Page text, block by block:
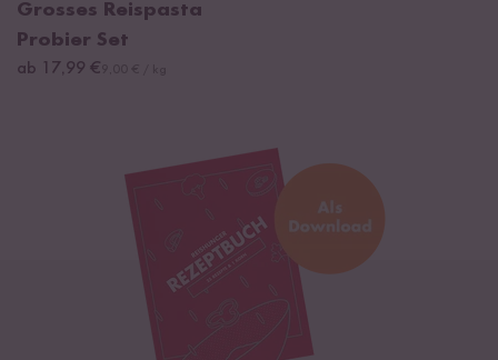
Grosses Reispasta
Probier Set
ab 17,99 €